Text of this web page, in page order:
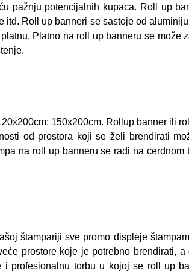
pažnju potencijalnih kupaca. Roll up
Roll up banneri se sastoje od
Platno na roll up banneru se može
150x200cm. Rollup banner ili
od prostora koji se želi brendirati
na roll up banneru se radi na
štampariji sve promo displeje
prostore koje je potrebno brendirati,
profesionalnu torbu u kojoj se roll up